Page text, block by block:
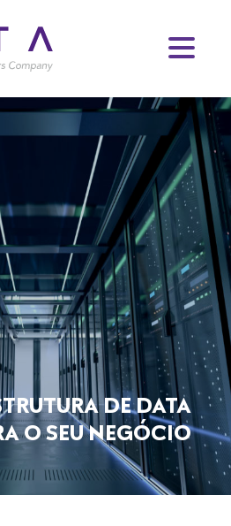
DE DATA
O SEU NEGÓCIO